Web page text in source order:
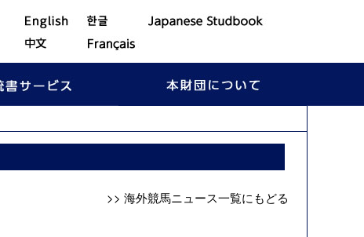
>> 海外競馬ニュース一覧にもどる